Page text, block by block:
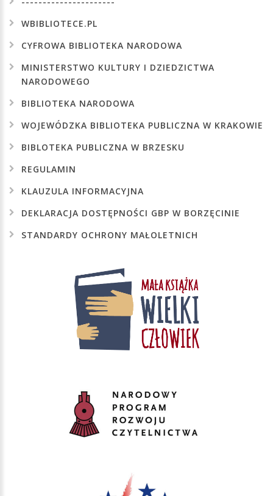
WBIBLIOTECE.PL
CYFROWA BIBLIOTEKA NARODOWA
MINISTERSTWO KULTURY I DZIEDZICTWA
NARODOWEGO
BIBLIOTEKA NARODOWA
WOJEWÓDZKA BIBLIOTEKA PUBLICZNA W KRAKOWIE
BIBLOTEKA PUBLICZNA W BRZESKU
REGULAMIN
KLAUZULA INFORMACYJNA
DEKLARACJA DOSTĘPNOŚCI GBP W BORZĘCINIE
STANDARDY OCHRONY MAŁOLETNICH